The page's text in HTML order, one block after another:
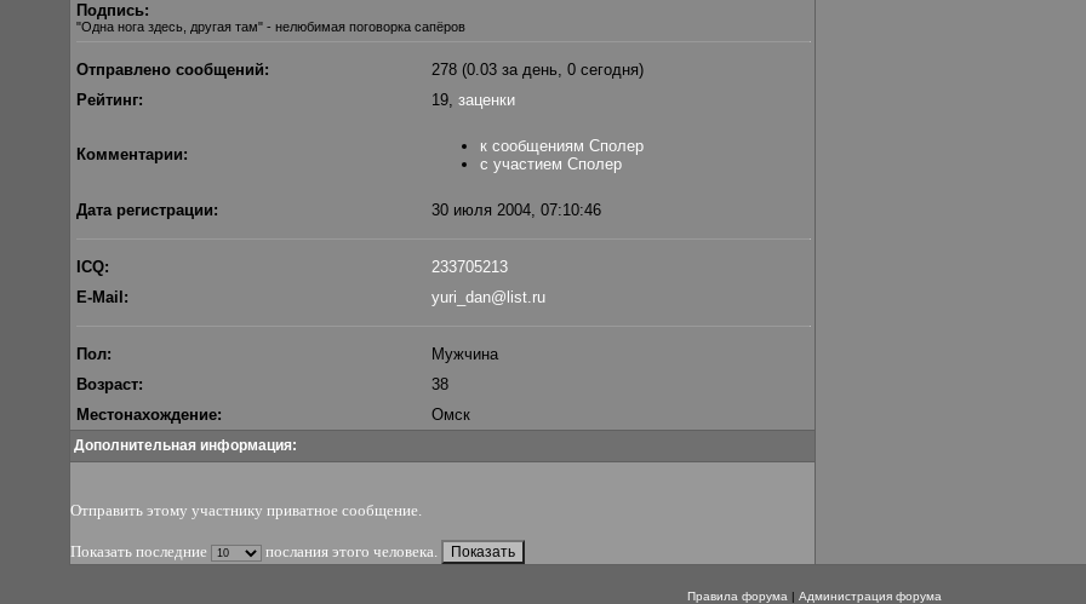
Подпись:
"Одна нога здесь, другая там" - нелюбимая поговорка сапёров
Отправлено сообщений:
278 (0.03 за день, 0 сегодня)
Рейтинг:
19, заценки
Комментарии:
к сообщениям Сполер
с участием Сполер
Дата регистрации: 30 июля 2004, 07:10:46
ICQ:
233705213
E-Mail:
yuri_dan@list.ru
Пол:
Мужчина
Возраст:
38
Местонахождение:
Омск
Дополнительная информация:
Отправить этому участнику приватное сообщение.
Показать последние послания этого человека.
Правила форума | Администрация форума